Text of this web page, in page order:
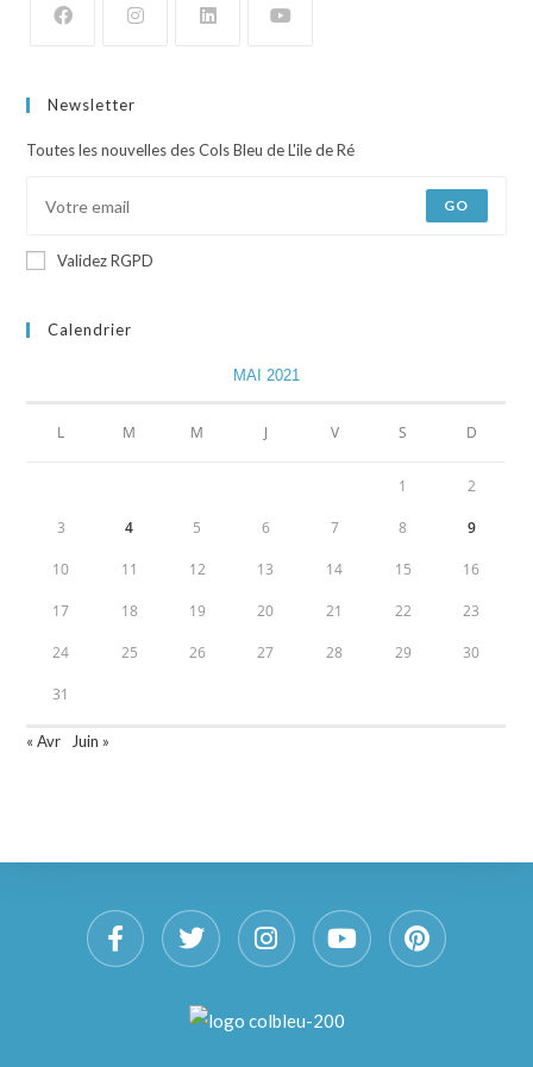
Newsletter
Toutes les nouvelles des Cols Bleu de L'ile de Ré
GO
Validez RGPD
Calendrier
MAI 2021
L M M J V S D
1 2
3 4 5 6 7 8 9
10 11 12 13 14 15 16
17 18 19 20 21 22 23
24 25 26 27 28 29 30
31
« Avr Juin »